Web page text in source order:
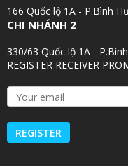
166 Quốc lộ 1A - P.Bình
CHI NHÁNH 2
330/63 Quốc lộ 1A -
REGISTER RECEIVER
o
u
e